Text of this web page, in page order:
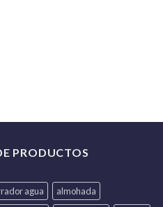
PRODUCTOS
agua
almohada